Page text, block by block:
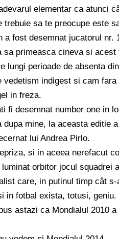
elementar ca atunci
trebuie sa te preocupe este
a fost desemnat jucatorul
sa primeasca cineva si
lungi perioade de absenta
vedetism indigest si cam
in freza.
fi desemnat number one in
mine, la aceasta editie
lui Andrea Pirlo.
si in aceea nerefacut
orbitor jocul
care, in putinul timp cât
in fotbal exista, totusi, geniu.
astazi ca Mondialul 2010